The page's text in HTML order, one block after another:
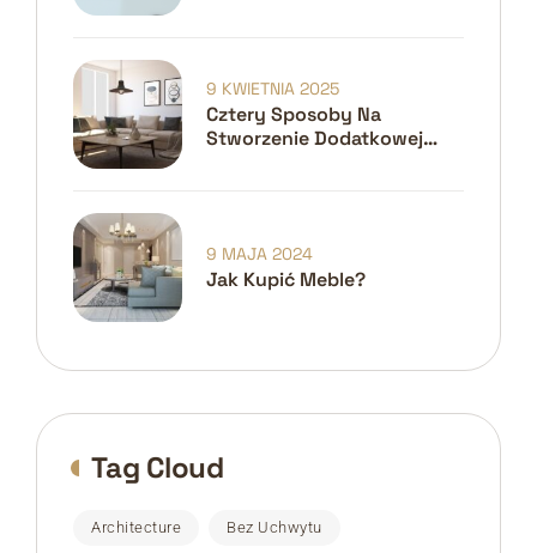
Cztery Sposoby Na
Stworzenie Dodatkowej
9 KWIETNIA 2025
Jak Kupić Meble?
9 MAJA 2024
Tag Cloud
Architecture Bez Uchwytu